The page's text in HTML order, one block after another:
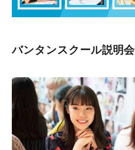
バンタンスクール説明会